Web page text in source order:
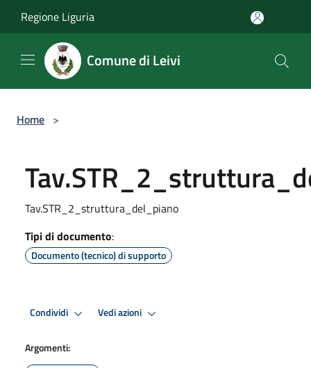
Regione Liguria
Comune di Leivi
Home >
Tav.STR_2_struttura_del_piano
Tipi di documento:
Documento (tecnico) di supporto
Condividi Vedi azioni
Argomenti: